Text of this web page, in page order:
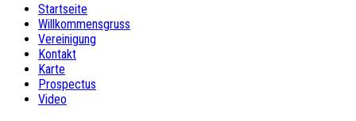
Startseite
Willkommensgruss
Vereinigung
Kontakt
Karte
Prospectus
Video